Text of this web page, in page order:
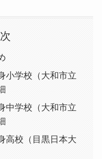
小学校（大和市立
中学校（大和市立
高校（目黒日本大